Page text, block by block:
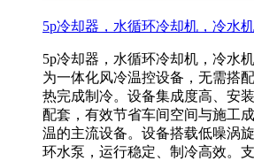
5p冷却器，水循环冷却机，冷水
5p冷却器，水循环冷却机，冷水
为一体化风冷温控设备，无需搭
热完成制冷。设备集成度高、安
配套，有效节省车间空间与施工
温的主流设备。设备搭载低噪涡
环水泵，运行稳定、制冷高效。